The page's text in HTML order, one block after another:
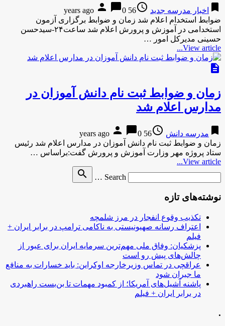
bookmark اخبار مدرسه جدید access_time
56 years ago
person chat_bubble0
ضوابط استخدام اعلام شد زمان و ضوابط برگزاری آزمون
استخدامی در آموزش و پرورش اعلام شد ساعت۲۴-سیدحسن
حسینی مدیرکل امور …
View article...
description
زمان و ضوابط ثبت نام دانش آموزان در
مدارس اعلام شد
bookmark مدرسه دانش access_time
56 years ago
person chat_bubble0
زمان و ضوابط ثبت نام دانش آموزان در مدارس اعلام شد رئیس
ستاد پروژه مهر وزارت آموزش و پرورش گفت:براساس …
View article...
Search …
search
نوشته‌های تازه
تکذیب وقوع انفجار در مرز شلمچه
اعتراف رسانه صهیونیستی به ناکامی ترامپ در برابر ایران +
فیلم
پزشکیان: وفاق ملی مهم‌ترین سرمایه ایران برای عبور از
چالش‌های پیش رو است
عراقچی در تماس وزیرخارجه اوکراین: باید خسارات به منافع
ما جبران شود
پاشنه آشیل‌های آمریکا؛ از کمبود مهمات تا بن‌بست راهبردی
در برابر ایران + فیلم
.